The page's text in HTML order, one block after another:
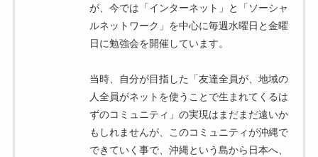
が、今では「インターネット」と「ソーシャ
ルネットワーク」を中心に毎週水曜日と金曜
日に勉強会を開催しています。
当時、自分が目指した「友達全員が、地域の
人全員がネットを使うことで生まれてくるは
ずのコミュニティ」の実現はまだまだ遠いか
もしれませんが、このコミュニティが沖縄で
できていく事で、沖縄という島から日本へ、